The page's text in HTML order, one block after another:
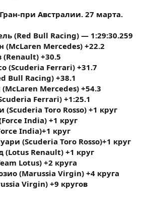
при Австралии. 27 марта.
(Red Bull Racing) — 1:29:30.259
Mercedes) +22.2
+30.5
(Scuderia Ferrari) +31.7
Bull Racing) +38.1
Mercedes) +54.3
Ferrari) +1:25.1
(Scuderia Toro Rosso) +1 круг
India) +1 круг
India)+1 круг
(Scuderia Toro Rosso)+1 круг
Renault) +1 круг
Lotus) +2 круга
(Marussia Virgin) +4 круга
Virgin) +9 кругов